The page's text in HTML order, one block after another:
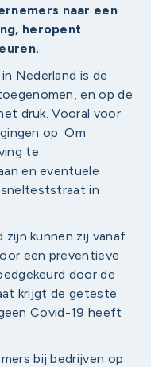
naar een
heropent
Nederland is de
en op de
druk. Vooral voor
op. Om
te
en eventuele
in
kunnen zij vanaf
een preventieve
door de
krijgt de geteste
Covid-19 heeft
bij bedrijven op